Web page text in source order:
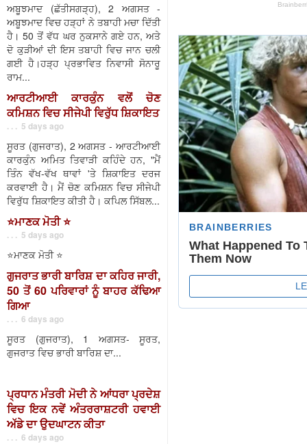
ਅਬੂਝਮਾਦ (ਛੱਤੀਸਗੜ੍ਹ), 2 ਅਗਸਤ -
ਅਬੂਝਮਾਦ ਵਿਚ ਹੜ੍ਹਾਂ ਨੇ ਤਬਾਹੀ ਮਚਾ ਦਿੱਤੀ
ਹੈ। 50 ਤੋਂ ਵੱਧ ਘਰ ਨੁਕਸਾਨੇ ਗਏ ਹਨ, ਅਤੇ
ਦੋ ਕੁੜੀਆਂ ਦੀ ਇਸ ਤਬਾਹੀ ਵਿਚ ਜਾਨ ਚਲੀ
ਗਈ ਹੈ।ਹੜ੍ਹ ਪ੍ਰਭਾਵਿਤ ਨਿਵਾਸੀ ਸੋਨਾਰੂ
ਰਾਮ...
ਆਰਟੀਆਈ ਕਾਰਕੁੰਨ ਵਲੋਂ ਚੋਣ
ਕਮਿਸ਼ਨ ਵਿਚ ਸੀਜੇਪੀ ਵਿਰੁੱਧ ਸ਼ਿਕਾਇਤ
. . . 5 days ago
ਸੂਰਤ (ਗੁਜਰਾਤ), 2 ਅਗਸਤ - ਆਰਟੀਆਈ
ਕਾਰਕੁੰਨ ਅਮਿਤ ਤਿਵਾੜੀ ਕਹਿੰਦੇ ਹਨ, "ਮੈਂ
ਤਿੰਨ ਵੱਖ-ਵੱਖ ਥਾਵਾਂ 'ਤੇ ਸ਼ਿਕਾਇਤ ਦਰਜ
ਕਰਵਾਈ ਹੈ। ਮੈਂ ਚੋਣ ਕਮਿਸ਼ਨ ਵਿਚ ਸੀਜੇਪੀ
ਵਿਰੁੱਧ ਸ਼ਿਕਾਇਤ ਕੀਤੀ ਹੈ। ਕਪਿਲ ਸਿੱਬਲ...
⭐️ਮਾਣਕ ਮੋਤੀ ⭐️
. . . 5 days ago
⭐️ਮਾਣਕ ਮੋਤੀ ⭐️
ਗੁਜਰਾਤ ਭਾਰੀ ਬਾਰਿਸ਼ ਦਾ ਕਹਿਰ ਜਾਰੀ,
50 ਤੋਂ 60 ਪਰਿਵਾਰਾਂ ਨੂੰ ਬਾਹਰ ਕੱਢਿਆ
ਗਿਆ
. . . 6 days ago
ਸੂਰਤ (ਗੁਜਰਾਤ), 1 ਅਗਸਤ- ਸੂਰਤ,
ਗੁਜਰਾਤ ਵਿਚ ਭਾਰੀ ਬਾਰਿਸ਼ ਦਾ...
ਪ੍ਰਧਾਨ ਮੰਤਰੀ ਮੋਦੀ ਨੇ ਆਂਧਰਾ ਪ੍ਰਦੇਸ਼
ਵਿਚ ਇਕ ਨਵੇਂ ਅੰਤਰਰਾਸ਼ਟਰੀ ਹਵਾਈ
ਅੱਡੇ ਦਾ ਉਦਘਾਟਨ ਕੀਤਾ
. . . 6 days ago